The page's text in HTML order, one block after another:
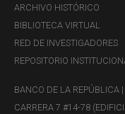
M3 = M2 + Bonos
de crédito + Otros
ARCHIVO HISTÓRICO
BIBLIOTECA VIRTUAL
RED DE INVESTIGADORES
REPOSITORIO
BANCO DE LA REPÚBLICA
CARRERA 7 #14-78